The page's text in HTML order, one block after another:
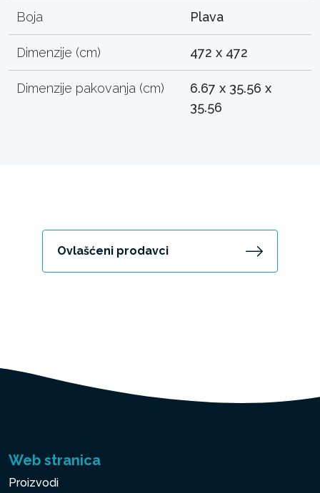
Boja Plava
Dimenzije (cm) 472 x 472
Dimenzije pakovanja (cm)
6.67 x 35.56 x
35.56
Ovlašćeni prodavci
Web stranica
Proizvodi